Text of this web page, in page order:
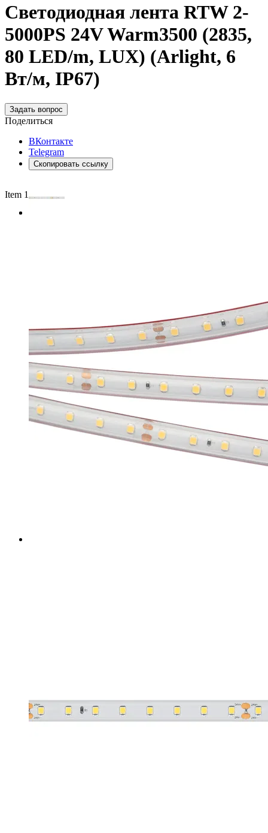
Светодиодная лента RTW 2-
5000PS 24V Warm3500 (2835,
80 LED/m, LUX) (Arlight, 6
Вт/м, IP67)
Задать вопрос
Поделиться
ВКонтакте
Telegram
Скопировать ссылку
Item 1 of 2